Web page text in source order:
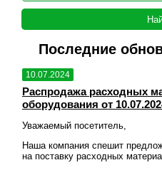
Последние
10.07.2024
Распродажа расходных
оборудования от
Уважаемый посетитель,
Наша компания спешит
на поставку расходных